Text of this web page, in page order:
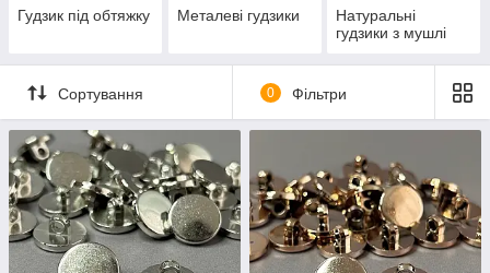
Гудзик під обтяжку Металеві гудзики
Натуральні
гудзики з мушлі
Сортування 0 Фільтри